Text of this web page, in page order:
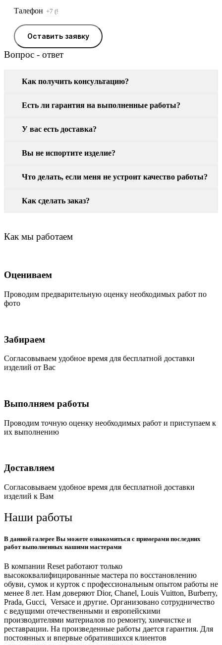
Талефон
Оставить заявку
Вопрос - ответ
Как получить консультацию?
Есть ли гарантия на выполненные работы?
У вас есть доставка?
Вы не испортите изделие?
Что делать, если меня не устроит качество работы?
Как сделать заказ?
Как мы работаем
Оцениваем
Проводим предварительную оценку необходимых работ по
фото
Забираем
Согласовываем удобное время для бесплатной доставки
изделий от Вас
Выполняем работы
Проводим точную оценку необходимых работ и приступаем к
их выполнению
Доставляем
Согласовываем удобное время для бесплатной доставки
изделий к Вам
Наши работы
В данной галерее Вы можете ознакомиться с примерами последних
работ выполненных нашими мастерами
В компании Reset работают только
высококвалифицированные мастера по восстановлению
обуви, сумок и курток с профессиональным опытом работы не
менее 8 лет. Нам доверяют Dior, Chanel, Louis Vuitton, Burberry,
Prada, Gucci, Versace и другие. Организовано сотрудничество
с ведущими отечественными и европейскими
производителями материалов по ремонту, химчистке и
реставрации. На произведенные работы дается гарантия. Для
постоянных и впервые обратившихся клиентов